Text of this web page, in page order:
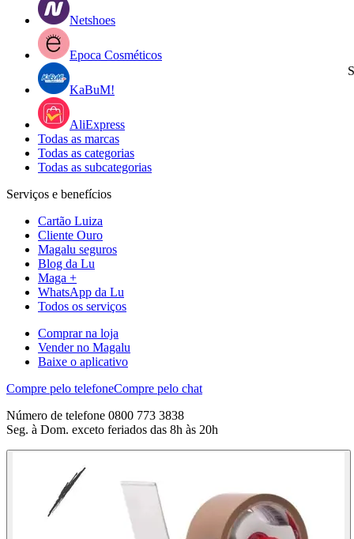
Netshoes
Epoca Cosméticos
KaBuM!
AliExpress
Todas as marcas
Todas as categorias
Todas as subcategorias
Serviços e benefícios
Cartão Luiza
Cliente Ouro
Magalu seguros
Blog da Lu
Maga +
WhatsApp da Lu
Todos os serviços
Comprar na loja
Vender no Magalu
Baixe o aplicativo
Compre pelo telefoneCompre pelo chat
Número de telefone 0800 773 3838
Seg. à Dom. exceto feriados das 8h às 20h